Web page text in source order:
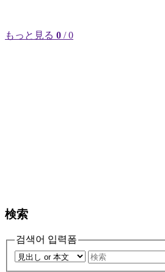
もっと見る 0 / 0
検索
검색어 입력폼